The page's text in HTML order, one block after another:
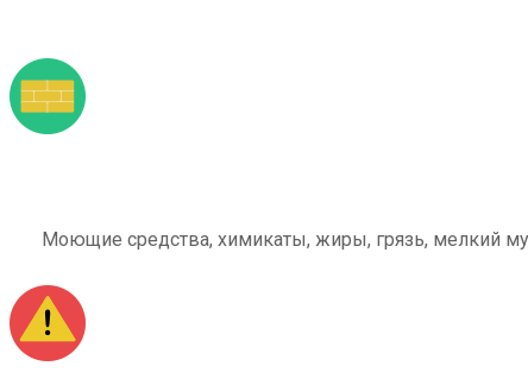
Моющие средства, химикаты, жиры, грязь, мелкий